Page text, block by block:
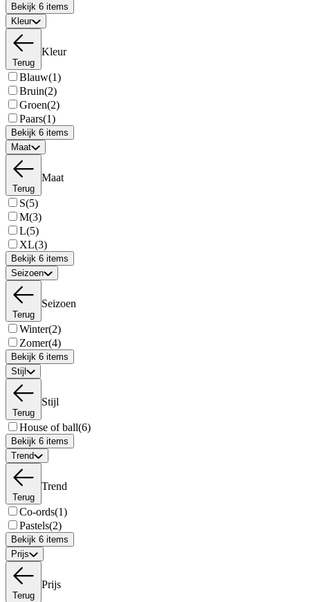
Bekijk 6 items
Kleur
Terug
Kleur
Blauw(1)
Bruin(2)
Groen(2)
Paars(1)
Bekijk 6 items
Maat
Terug
Maat
S(5)
M(3)
L(5)
XL(3)
Bekijk 6 items
Seizoen
Terug
Seizoen
Winter(2)
Zomer(4)
Bekijk 6 items
Stijl
Terug
Stijl
House of ball(6)
Bekijk 6 items
Trend
Terug
Trend
Co-ords(1)
Pastels(2)
Bekijk 6 items
Prijs
Terug
Prijs